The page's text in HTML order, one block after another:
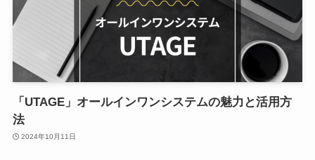
「UTAGE」オールインワンシステムの魅力と活用方
法
2024年10月11日